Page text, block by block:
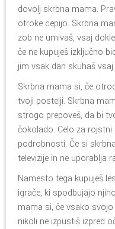
dovolj skrbna mama.
otroke cepijo. Skrbna
zob ne umivaš, vsaj
če ne kupuješ izključno
jim vsak dan skuhaš
Skrbna mama si, če
tvoji postelji. Skrbna
strogo prepoveš, da bi
čokolado. Celo za
podrobnosti. Če si
televizije in ne uporablja
Namesto tega kupuješ
igrače, ki spodbujajo
mama si, če vsako
nikoli ne izpustiš izpred